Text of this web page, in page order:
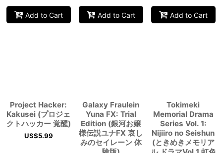
Add to Cart Add to Cart Add to Cart
Project Hacker:
Kakusei (プロジェ
クトハッカー 覚醒)
US$5.99
Galaxy Fraulein
Yuna FX: Trial
Edition (銀河お嬢
様伝説ユナFX 哀し
みのセイレーン 体
Tokimeki
Memorial Drama
Series Vol. 1:
Nijiiro no Seishun
(ときめきメモリア